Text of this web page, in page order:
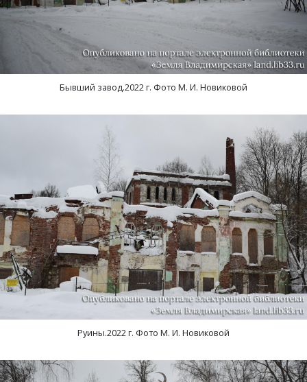
Бывший завод.2022 г. Фото М. И. Новиковой
Руины.2022 г. Фото М. И. Новиковой